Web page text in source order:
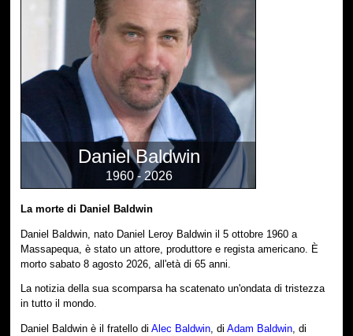
Daniel Baldwin
1960 - 2026
La morte di Daniel Baldwin
Daniel Baldwin, nato Daniel Leroy Baldwin il 5 ottobre 1960 a
Massapequa, è stato un attore, produttore e regista americano. È
morto sabato 8 agosto 2026, all'età di 65 anni.
La notizia della sua scomparsa ha scatenato un'ondata di tristezza
in tutto il mondo.
Daniel Baldwin è il fratello diAlec Baldwin, diAdam Baldwin, di